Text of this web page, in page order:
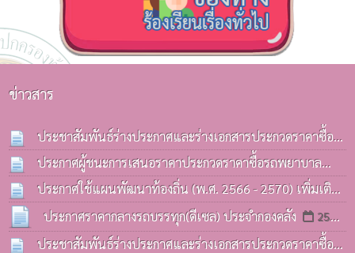
ข่าวสาร
ประชาสัมพันธ์ร่างประกาศและร่างเอกสารประกวดราคาซื้อ
รถบรรทุก(ดีเซล) ประจำกองคลังฯ
13 ก.ค. 2569
ประกาศผู้ชนะการเสนอราคาประกวดราคาซื้อรถพยาบาล
ฉุกเฉิน(รถกระบะ) ด้วยวิธีประกวดราคาอิเล็กทรอนิกส์(e-
bidding)
08 ก.ค. 2569
ประกาศใช้แผนพัฒนาท้องถิ่น (พ.ศ. 2566 - 2570) เพิ่มเติม
ครั้งที่ 3 / 2569
06 ก.ค. 2569
ประกาศราคากลางรถบรรทุก(ดีเซล) ประจำกองคลัง
25
มิ.ย. 2569
ประชาสัมพันธ์ร่างประกาศและร่างเอกสารประกวดราคาซื้อ